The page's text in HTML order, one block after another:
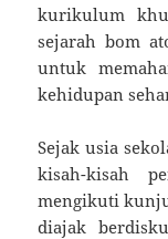
kurikulum
sejarah bom
untuk
kehidupan
Sejak usia
kisah-kisah
mengikuti
diajak